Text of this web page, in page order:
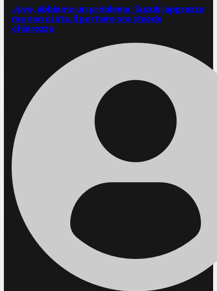
Juve, abbiamo un problema: Suzuki apprezza
ma non ci sta. Il portiere ora chiede
chiarezza